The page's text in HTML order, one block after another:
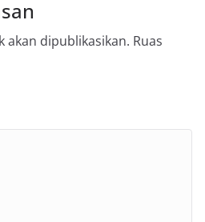
akan dipublikasikan. Ruas